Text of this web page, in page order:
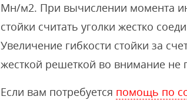
Мн/м2. При вычислении момента
стойки считать уголки жестко
Увеличение гибкости стойки за
жесткой решеткой во внимание не
Если вам потребуется помощь по